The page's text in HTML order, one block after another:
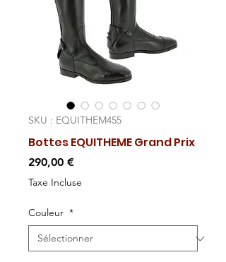
SKU : EQUITHEM455
Bottes EQUITHEME Grand Prix
290,00 €Prix
Taxe Incluse
Couleur *